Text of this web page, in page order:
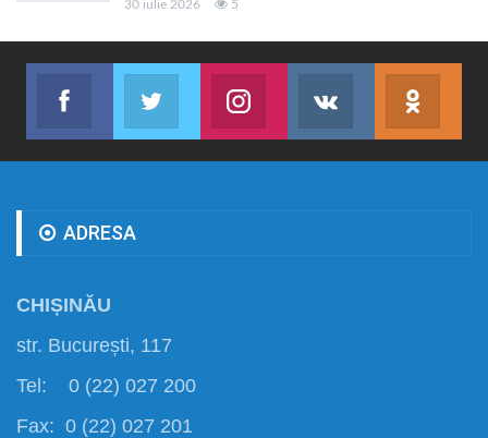
30 iulie 2026 5
Facebook
Abonează-te
Twitter
Join us on TwitterJoin us on Instagram
Abonează-te
ADRESA
CHIȘINĂU
str. București, 117
Tel: 0 (22) 027 200
Fax: 0 (22) 027 201